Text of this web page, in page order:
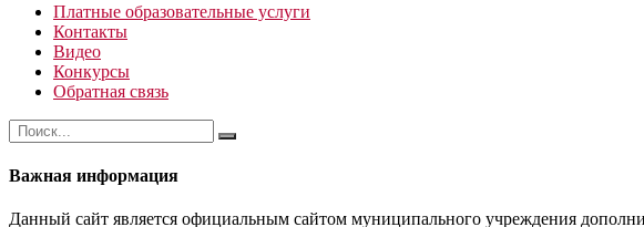
Платные образовательные услуги
Контакты
Видео
Конкурсы
Обратная связь
Важная информация
Данный сайт является официальным сайтом муниципального учреждения